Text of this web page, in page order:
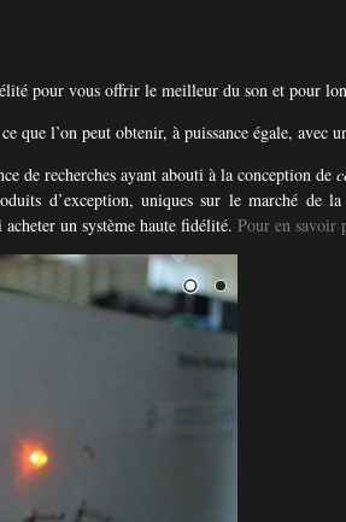
pour vous offrir le meilleur du son et pour
que l’on peut obtenir, à puissance égale, avec
de recherches ayant abouti à la conception de
d’exception, uniques sur le marché de
un système haute fidélité. Pour en savoir